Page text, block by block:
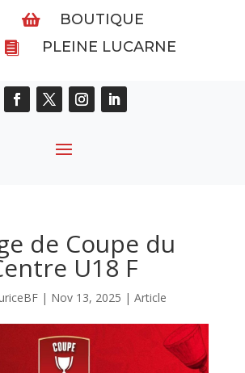
 BOUTIQUE
 PLEINE LUCARNE
de Coupe du
U18 F
| Nov 13, 2025 | Article